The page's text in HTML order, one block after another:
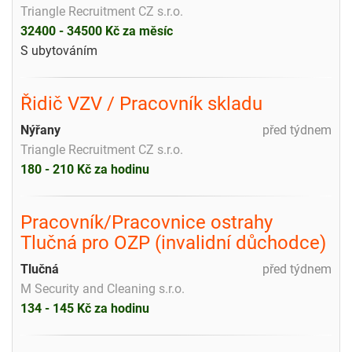
Triangle Recruitment CZ s.r.o.
32400 - 34500 Kč za měsíc
S ubytováním
Řidič VZV / Pracovník skladu
před týdnem
Nýřany
Triangle Recruitment CZ s.r.o.
180 - 210 Kč za hodinu
Pracovník/Pracovnice ostrahy
Tlučná pro OZP (invalidní důchodce)
před týdnem
Tlučná
M Security and Cleaning s.r.o.
134 - 145 Kč za hodinu